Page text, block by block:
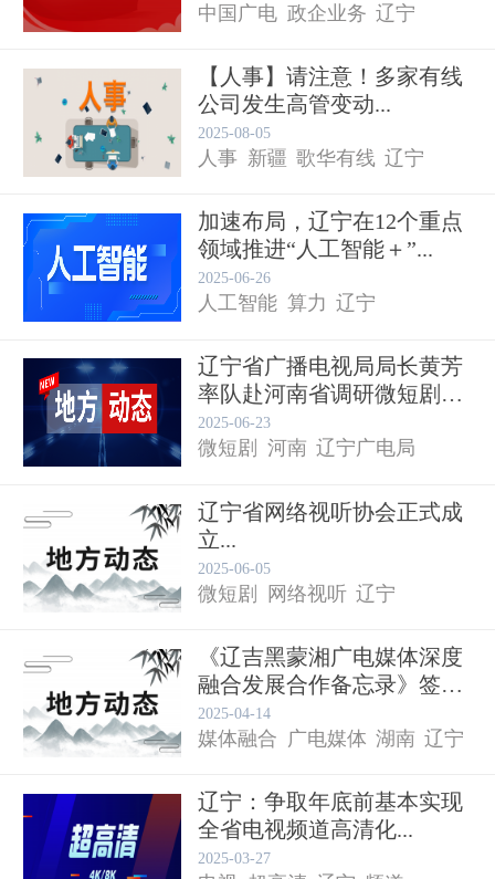
中国广电 政企业务 辽宁
【人事】请注意！多家有线
公司发生高管变动...
2025-08-05
人事 新疆 歌华有线 辽宁
加速布局，辽宁在12个重点
领域推进“人工智能＋”...
2025-06-26
人工智能 算力 辽宁
辽宁省广播电视局局长黄芳
率队赴河南省调研微短剧产
业发...
2025-06-23
微短剧 河南 辽宁广电局
辽宁省网络视听协会正式成
立...
2025-06-05
微短剧 网络视听 辽宁
《辽吉黑蒙湘广电媒体深度
融合发展合作备忘录》签
署...
2025-04-14
媒体融合 广电媒体 湖南 辽宁
辽宁：争取年底前基本实现
全省电视频道高清化...
2025-03-27